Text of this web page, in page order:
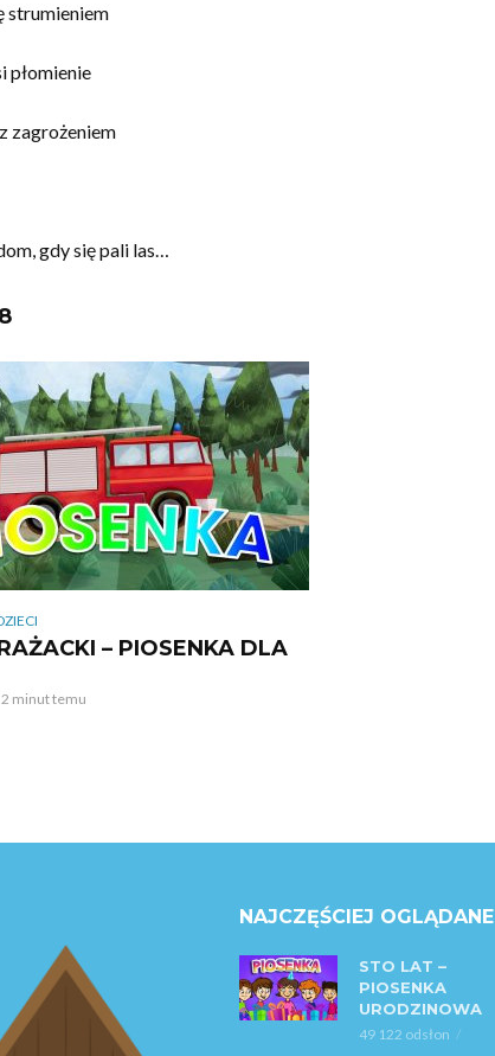
strumieniem
płomienie
zagrożeniem
gdy się pali las…
– PIOSENKA DLA
2 minut temu
NAJCZĘŚCIEJ OGLĄDANE
STO LAT –
PIOSENKA
URODZINOWA
49 122 odsłon